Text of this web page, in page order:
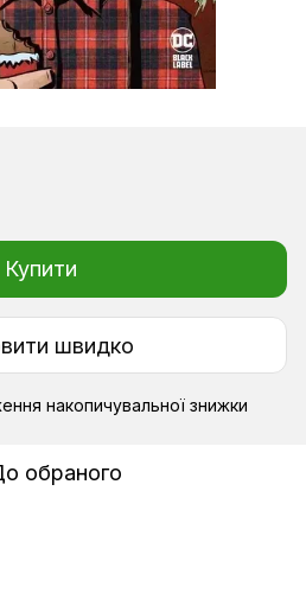
Купити
швидко
накопичувальної знижки
обраного